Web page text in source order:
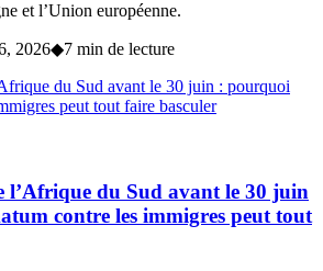
et l’Union européenne.
2026◆7 min de lecture
l’Afrique du Sud avant le 30 juin
contre les immigres peut tout